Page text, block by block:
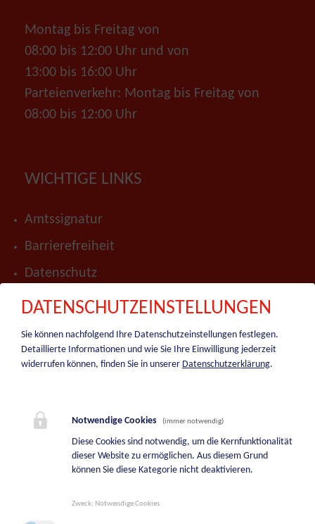
Montag bis Freitag von
08:00 bis 12:00 Uhr und von
13:00 bis 16:00 Uhr
Parteienverkehr: Montag bis Freitag von
08:00 bis 12:00 Uhr
WICHTIGE LINKS
Amtssignatur
Barrierefreiheit
Datenschutz
Impressum
Presse
Hinweisgeber-Portal
BEREITSCHAFTSDIENSTE
Bereitschaftsdienst Bauhof
+43 664 5244747
DATENSCHUTZEINSTELLUNGEN
Sie können nachfolgend Ihre Datenschutzeinstellungen festlegen.
Detaillierte Informationen und wie Sie Ihre Einwilligung jederzeit
widerrufen können, finden Sie in unserer Datenschutzerklärung.
Notwendige Cookies (immer notwendig)
Diese Cookies sind notwendig, um die Kernfunktionalität
dieser Website zu ermöglichen. Aus diesem Grund
können Sie diese Kategorie nicht deaktivieren.
Zweck: Notwendige Cookies